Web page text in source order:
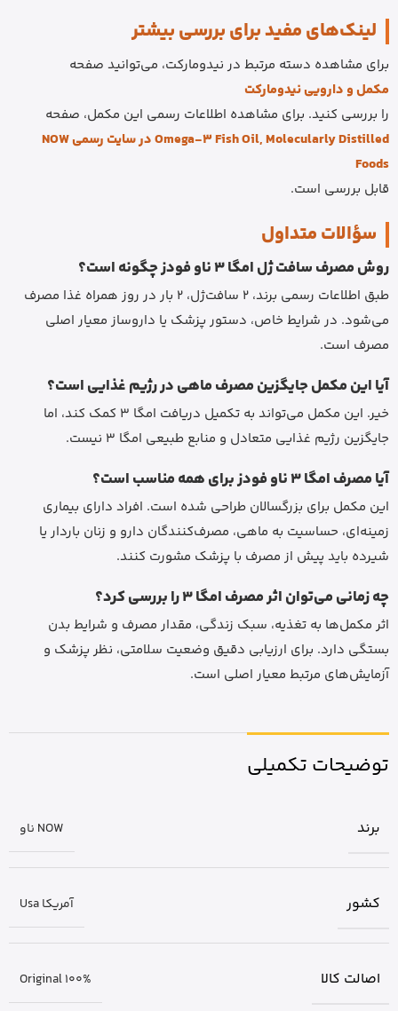
لینک‌های مفید برای بررسی بیشتر
برای مشاهده دسته مرتبط در نیدومارکت، می‌توانید صفحه
مکمل و دارویی نیدومارکت
را بررسی کنید. برای مشاهده اطلاعات رسمی این مکمل، صفحه
Omega-3 Fish Oil, Molecularly Distilled در سایت رسمی NOW
Foods
قابل بررسی است.
سؤالات متداول
روش مصرف سافت ژل امگا 3 ناو فودز چگونه است؟
طبق اطلاعات رسمی برند، 2 سافت‌ژل، 2 بار در روز همراه غذا مصرف
می‌شود. در شرایط خاص، دستور پزشک یا داروساز معیار اصلی
مصرف است.
آیا این مکمل جایگزین مصرف ماهی در رژیم غذایی است؟
خیر. این مکمل می‌تواند به تکمیل دریافت امگا 3 کمک کند، اما
جایگزین رژیم غذایی متعادل و منابع طبیعی امگا 3 نیست.
آیا مصرف امگا 3 ناو فودز برای همه مناسب است؟
این مکمل برای بزرگسالان طراحی شده است. افراد دارای بیماری
زمینه‌ای، حساسیت به ماهی، مصرف‌کنندگان دارو و زنان باردار یا
شیرده باید پیش از مصرف با پزشک مشورت کنند.
چه زمانی می‌توان اثر مصرف امگا 3 را بررسی کرد؟
اثر مکمل‌ها به تغذیه، سبک زندگی، مقدار مصرف و شرایط بدن
بستگی دارد. برای ارزیابی دقیق وضعیت سلامتی، نظر پزشک و
آزمایش‌های مرتبط معیار اصلی است.
توضیحات تکمیلی
برند NOW ناو
کشور آمریکا Usa
اصالت کالا Original 100%